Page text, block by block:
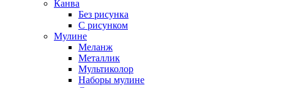
Канва
Без рисунка
С рисунком
Мулине
Меланж
Металлик
Мультиколор
Наборы мулине